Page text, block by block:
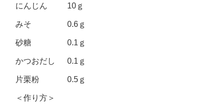
にんじん 10ｇ
みそ 0.6ｇ
砂糖 0.1ｇ
かつおだし 0.1ｇ
片栗粉 0.5ｇ
＜作り方＞